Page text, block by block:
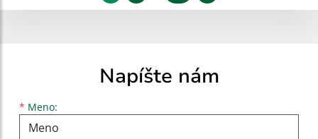
Napíšte nám
* Meno:
Meno
Priezvisko
E-mailová adresa